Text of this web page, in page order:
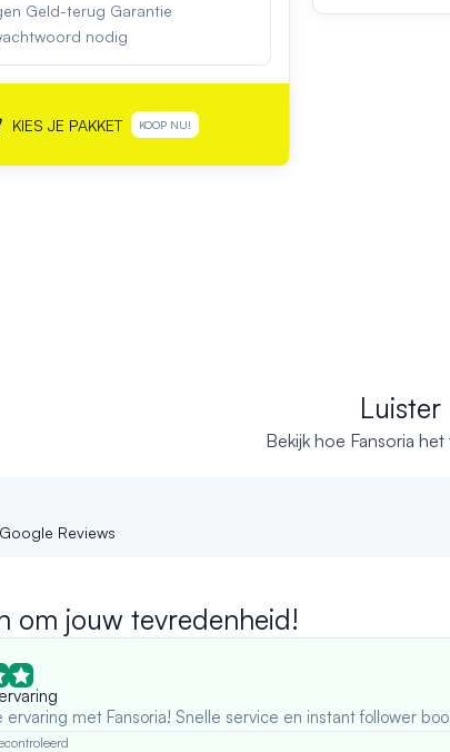
Geld-terug Garantie
nodig
KIES JE PAKKET KOOP NU!
Bekijk hoe Fansoria
Reviews
om jouw tevredenheid!
ervaring met Fansoria! Snelle service en instant follower